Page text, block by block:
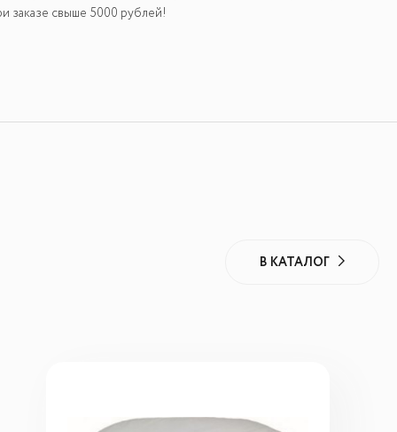
заказе свыше 5000 рублей!
В КАТАЛОГ